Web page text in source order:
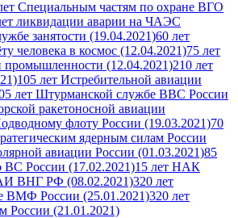
Специальным частям по охране ВГО
ликвидации аварии на ЧАЭС
занятости (19.04.2021)60 лет
человека в космос (12.04.2021)75 лет
промышленности (12.04.2021)210 лет
105 лет Истребительной авиации
лет Штурманской службе ВВС России
ракетоносной авиации
флоту России (19.03.2021)70
ядерным силам России
авиации России (01.03.2021)85
ВС России (17.02.2021)15 лет НАК
ВНГ РФ (08.02.2021)320 лет
ВМФ России (25.01.2021)320 лет
России (21.01.2021)